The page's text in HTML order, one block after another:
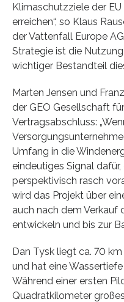
Klimaschutzziele der
erreichen“, so Klaus
der Vattenfall Europe
Strategie ist die
wichtiger Bestandteil
Marten Jensen und
der GEO Gesellschaft
Vertragsabschluss:
Umfang in die
eindeutiges Signal
perspektivisch rasch
wird das Projekt über
auch nach dem Verkauf
entwickeln und bis zur
Dan Tysk liegt ca. 70
und hat eine
Während einer ersten
Quadratkilometer